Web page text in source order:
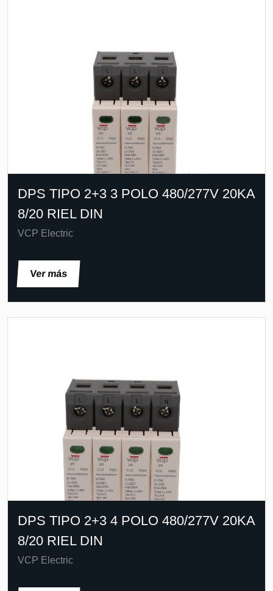
DPS TIPO 2+3 3 POLO 480/277V 20KA
8/20 RIEL DIN
VCP Electric
Ver más
DPS TIPO 2+3 4 POLO 480/277V 20KA
8/20 RIEL DIN
VCP Electric